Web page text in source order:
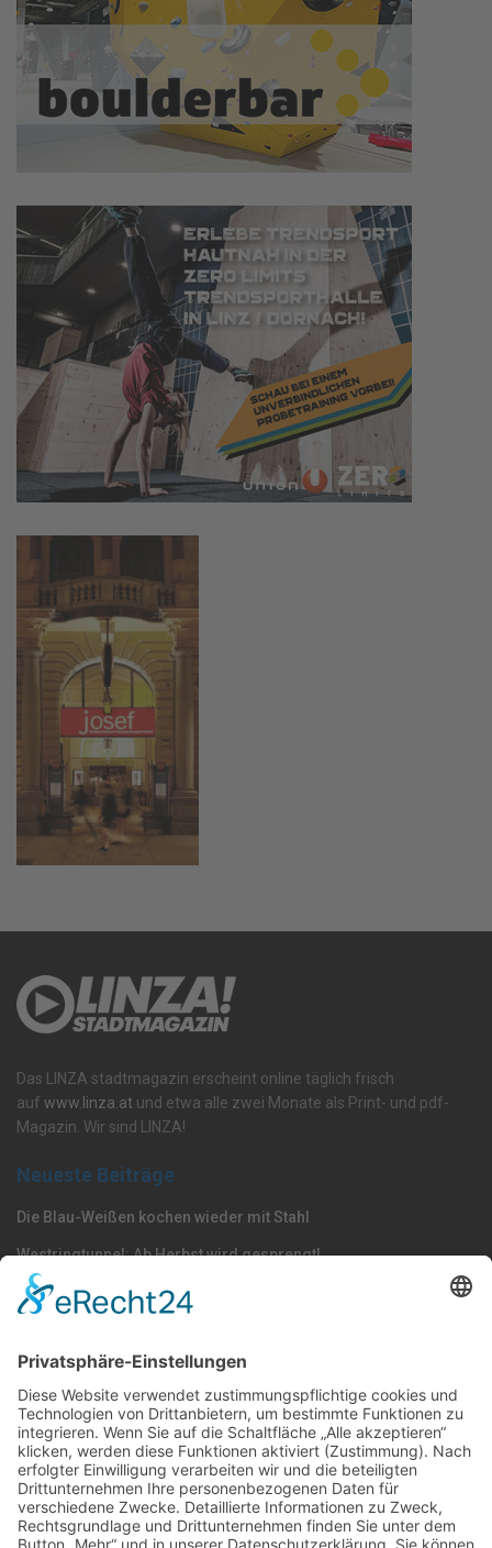
Das LINZA stadtmagazin erscheint online täglich frisch
auf www.linza.at und etwa alle zwei Monate als Print- und pdf-
Magazin. Wir sind LINZA!
Neueste Beiträge
Die Blau-Weißen kochen wieder mit Stahl
Westringtunnel: Ab Herbst wird gesprengt!
Volksgarten: Wels macht vor, woran Linz scheitert
Allgemein
Events
Freizeit
Galerie
Klima
Kultur
Linz
LINZAgschichten
Meinung
Politik
Sport
Unterwegs
VerQUERt I Satire
Wels